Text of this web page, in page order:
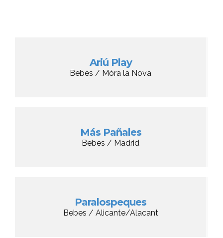
Ariú Play
Bebes / Móra la Nova
Más Pañales
Bebes / Madrid
Paralospeques
Bebes / Alicante/Alacant